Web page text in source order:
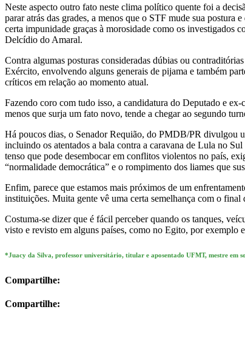
Neste aspecto outro fato neste clima político quente foi a
parar atrás das grades, a menos que o STF mude sua postura
certa impunidade graças à morosidade como os investigados
Delcídio do Amaral.
Contra algumas posturas consideradas dúbias ou
Exército, envolvendo alguns generais de pijama e também
críticos em relação ao momento atual.
Fazendo coro com tudo isso, a candidatura do Deputado e
menos que surja um fato novo, tende a chegar ao segundo
Há poucos dias, o Senador Requião, do PMDB/PR divulgou
incluindo os atentados a bala contra a caravana de Lula no
tenso que pode desembocar em conflitos violentos no país,
“normalidade democrática” e o rompimento dos liames que
Enfim, parece que estamos mais próximos de um
instituições. Muita gente vê uma certa semelhança com o
Costuma-se dizer que é fácil perceber quando os tanques,
visto e revisto em alguns países, como no Egito, por exemplo
*Juacy da Silva, professor universitário, titular e aposentado UFMT, mestre em
Compartilhe:
Compartilhe: